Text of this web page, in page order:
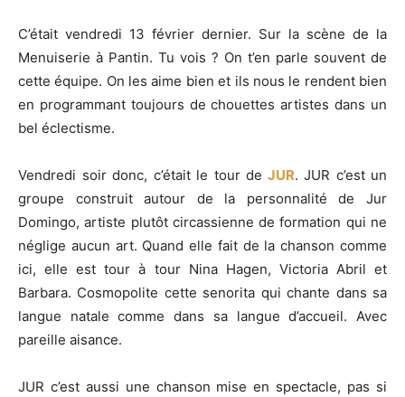
C’était vendredi 13 février dernier. Sur la scène de la
Menuiserie à Pantin. Tu vois ? On t’en parle souvent de
cette équipe. On les aime bien et ils nous le rendent bien
en programmant toujours de chouettes artistes dans un
bel éclectisme.
Vendredi soir donc, c’était le tour de JUR. JUR c’est un
groupe construit autour de la personnalité de Jur
Domingo, artiste plutôt circassienne de formation qui ne
néglige aucun art. Quand elle fait de la chanson comme
ici, elle est tour à tour Nina Hagen, Victoria Abril et
Barbara. Cosmopolite cette senorita qui chante dans sa
langue natale comme dans sa langue d’accueil. Avec
pareille aisance.
JUR c’est aussi une chanson mise en spectacle, pas si